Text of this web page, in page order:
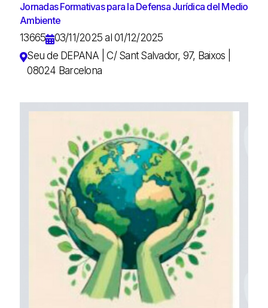
Jornadas Formativas para la Defensa Jurídica del Medio
Ambiente
13665
03/11/2025 al 01/12/2025
Seu de DEPANA | C/ Sant Salvador, 97, Baixos |
08024 Barcelona